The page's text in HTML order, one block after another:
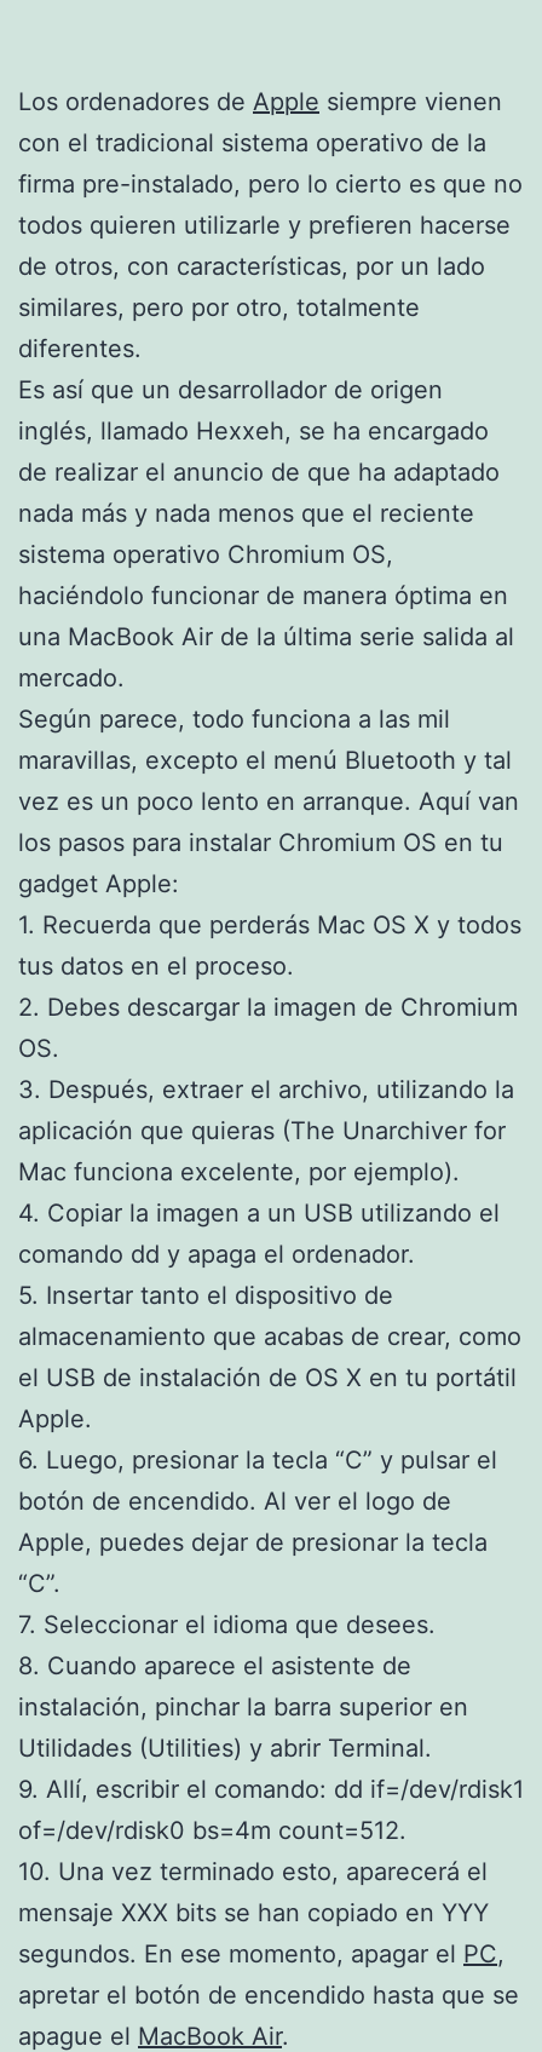
Los ordenadores de Apple siempre vienen
con el tradicional sistema operativo de la
firma pre-instalado, pero lo cierto es que no
todos quieren utilizarle y prefieren hacerse
de otros, con características, por un lado
similares, pero por otro, totalmente
diferentes.
Es así que un desarrollador de origen
inglés, llamado Hexxeh, se ha encargado
de realizar el anuncio de que ha adaptado
nada más y nada menos que el reciente
sistema operativo Chromium OS,
haciéndolo funcionar de manera óptima en
una MacBook Air de la última serie salida al
mercado.
Según parece, todo funciona a las mil
maravillas, excepto el menú Bluetooth y tal
vez es un poco lento en arranque. Aquí van
los pasos para instalar Chromium OS en tu
gadget Apple:
1. Recuerda que perderás Mac OS X y todos
tus datos en el proceso.
2. Debes descargar la imagen de Chromium
OS.
3. Después, extraer el archivo, utilizando la
aplicación que quieras (The Unarchiver for
Mac funciona excelente, por ejemplo).
4. Copiar la imagen a un USB utilizando el
comando dd y apaga el ordenador.
5. Insertar tanto el dispositivo de
almacenamiento que acabas de crear, como
el USB de instalación de OS X en tu portátil
Apple.
6. Luego, presionar la tecla “C” y pulsar el
botón de encendido. Al ver el logo de
Apple, puedes dejar de presionar la tecla
“C”.
7. Seleccionar el idioma que desees.
8. Cuando aparece el asistente de
instalación, pinchar la barra superior en
Utilidades (Utilities) y abrir Terminal.
9. Allí, escribir el comando: dd if=/dev/rdisk1
of=/dev/rdisk0 bs=4m count=512.
10. Una vez terminado esto, aparecerá el
mensaje XXX bits se han copiado en YYY
segundos. En ese momento, apagar el PC,
apretar el botón de encendido hasta que se
apague el MacBook Air.